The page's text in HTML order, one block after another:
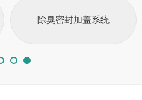
除臭密封加盖系统